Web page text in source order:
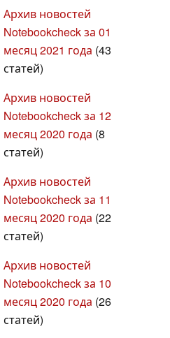
Архив новостей
Notebookcheck за 01
месяц 2021 года (43
статей)
Архив новостей
Notebookcheck за 12
месяц 2020 года (8
статей)
Архив новостей
Notebookcheck за 11
месяц 2020 года (22
статей)
Архив новостей
Notebookcheck за 10
месяц 2020 года (26
статей)